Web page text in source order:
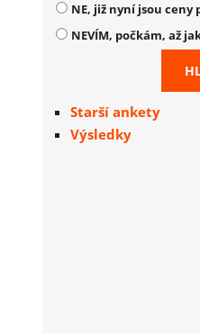
NE, již nyní jsou
NEVÍM, počkám, až
Starší ankety
Výsledky